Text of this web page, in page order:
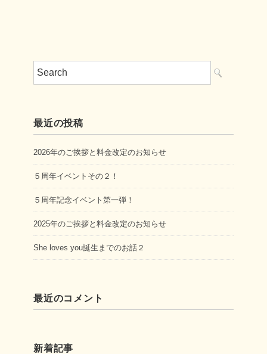
最近の投稿
2026年のご挨拶と料金改定のお知らせ
５周年イベントその２！
５周年記念イベント第一弾！
2025年のご挨拶と料金改定のお知らせ
She loves you誕生までのお話２
最近のコメント
新着記事